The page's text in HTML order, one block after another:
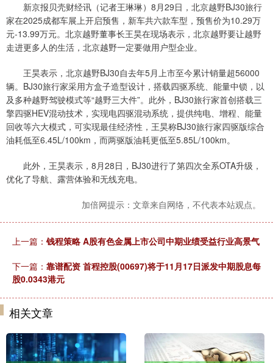
新京报贝壳财经讯（记者王琳琳）8月29日，北京越野BJ30旅行
家在2025成都车展上开启预售，新车共六款车型，预售价为10.29万
元-13.99万元。北京越野董事长王昊在现场表示，北京越野要让越野
走进更多人的生活，北京越野一定要做用户型企业。
王昊表示，北京越野BJ30自去年5月上市至今累计销量超56000
辆。BJ30旅行家采用方盒子造型设计，搭载四驱系统、能量中锁，以
及多种越野驾驶模式等“越野三大件”。此外，BJ30旅行家首创搭载三
擎四驱HEV混动技术，实现电四驱混动系统，提供纯电、增程、能量
回收等六大模式，可实现最佳经济性，王昊称BJ30旅行家四驱版综合
油耗低至6.45L/100km，而两驱版油耗更低至5.85L/100km。
此外，王昊表示，8月28日，BJ30进行了第四次全系OTA升级，
优化了导航、露营体验和无线充电。
加倍网提示：文章来自网络，不代表本站观点。
上一篇： 钱程策略 A股有色金属上市公司中期业绩受益行业高景气
下一篇： 靠谱配资 首程控股(00697)将于11月17日派发中期股息每
股0.0343港元
相关文章